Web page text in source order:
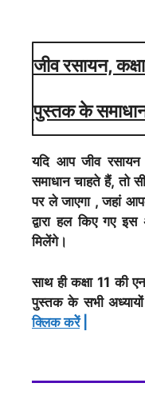
जीव रसायन,
पुस्तक के
यदि आप जीव
समाधान चाहते हैं, तो
पर ले जाएगा , जहां
द्वारा हल किए गए
मिलेंगे।
साथ ही कक्षा 11 की
पुस्तक के सभी
क्लिक करेें|